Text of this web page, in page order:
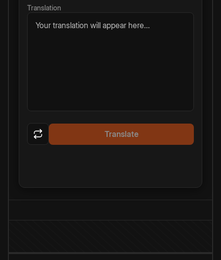
Translation
Your translation will appear here...
Translate